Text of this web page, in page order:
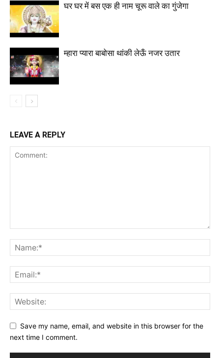
घर घर में बस एक ही नाम चूरू वाले का गुंजेगा
म्हारा प्यारा बाबोसा थांकी लेऊँ नजर उतार
LEAVE A REPLY
Save my name, email, and website in this browser for the
next time I comment.